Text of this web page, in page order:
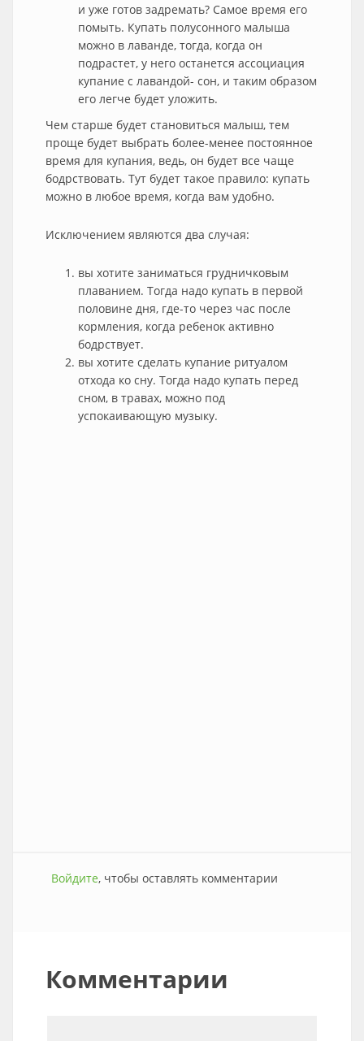
и уже готов задремать? Самое время его
помыть. Купать полусонного малыша
можно в лаванде, тогда, когда он
подрастет, у него останется ассоциация
купание с лавандой- сон, и таким образом
его легче будет уложить.
Чем старше будет становиться малыш, тем
проще будет выбрать более-менее постоянное
время для купания, ведь, он будет все чаще
бодрствовать. Тут будет такое правило: купать
можно в любое время, когда вам удобно.
Исключением являются два случая:
вы хотите заниматься грудничковым
плаванием. Тогда надо купать в первой
половине дня, где-то через час после
кормления, когда ребенок активно
бодрствует.
вы хотите сделать купание ритуалом
отхода ко сну. Тогда надо купать перед
сном, в травах, можно под
успокаивающую музыку.
Войдите, чтобы оставлять комментарии
Комментарии